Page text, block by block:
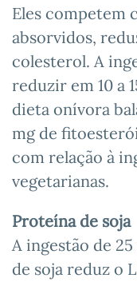
Eles competem
absorvidos,
colesterol. A
reduzir em 10 a
dieta onívora
mg de
com relação à
vegetarianas.
Proteína de soja
A ingestão de
de soja reduz o